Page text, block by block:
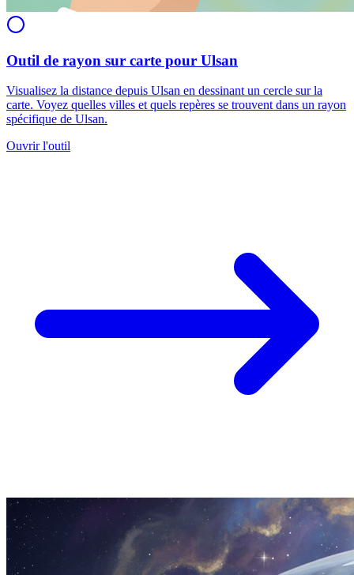
Outil de rayon sur carte pour Ulsan
Visualisez la distance depuis Ulsan en dessinant un cercle sur la
carte. Voyez quelles villes et quels repères se trouvent dans un rayon
spécifique de Ulsan.
Ouvrir l'outil